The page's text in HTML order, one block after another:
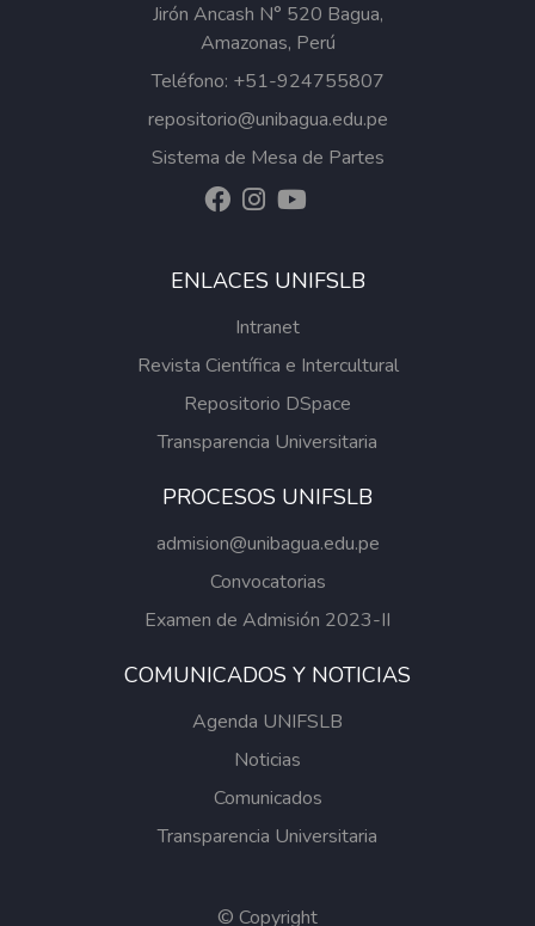
Jirón Ancash N° 520 Bagua,
Amazonas, Perú
Teléfono: +51-924755807
repositorio@unibagua.edu.pe
Sistema de Mesa de Partes
ENLACES UNIFSLB
Intranet
Revista Científica e Intercultural
Repositorio DSpace
Transparencia Universitaria
PROCESOS UNIFSLB
admision@unibagua.edu.pe
Convocatorias
Examen de Admisión 2023-II
COMUNICADOS Y NOTICIAS
Agenda UNIFSLB
Noticias
Comunicados
Transparencia Universitaria
© Copyright